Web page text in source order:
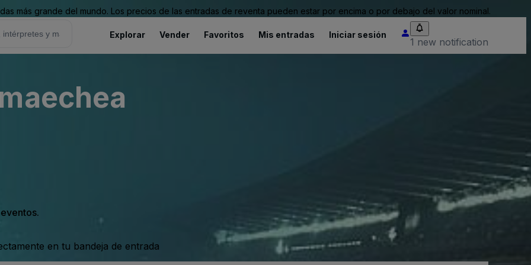
más grande del mundo. Los precios de las entradas de reventa pueden estar por encima o por debajo del valor nominal.
Explorar Vender Favoritos Mis entradas Iniciar sesión
1 new notification
en tu bandeja de entrada